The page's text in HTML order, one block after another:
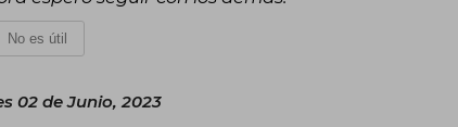
No es útil
02 de Junio, 2023